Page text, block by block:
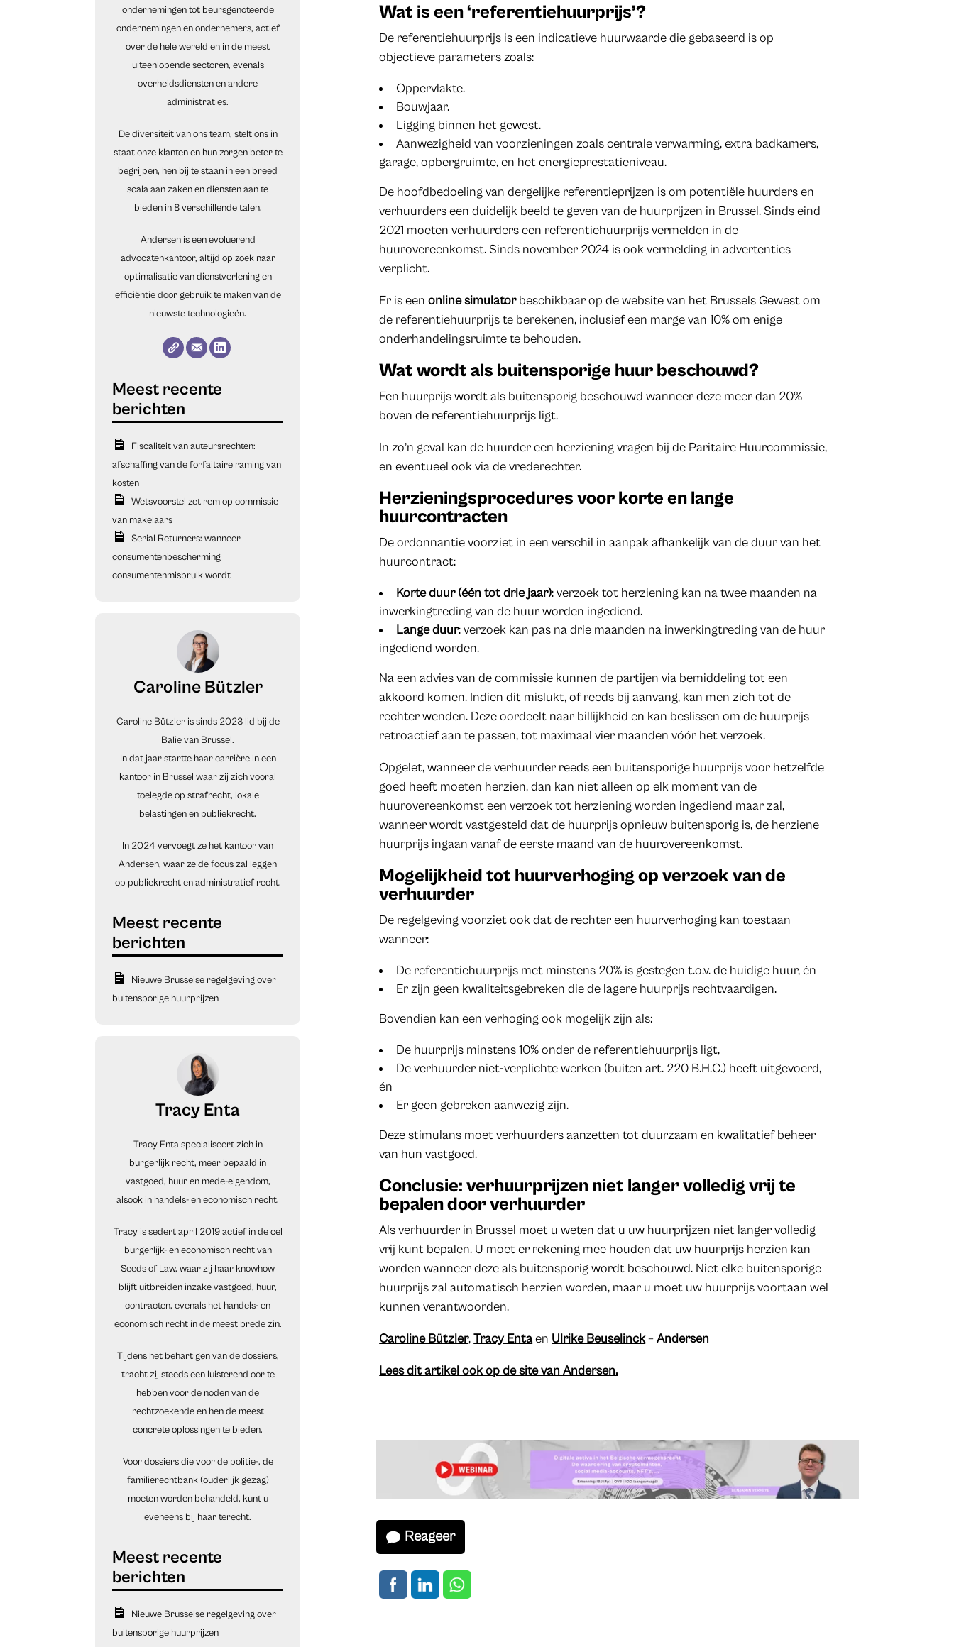
ondernemingen tot beursgenoteerde
ondernemingen en ondernemers, actief
over de hele wereld en in de meest
uiteenlopende sectoren, evenals
overheidsdiensten en andere
administraties.
De diversiteit van ons team, stelt ons in
staat onze klanten en hun zorgen beter te
begrijpen, hen bij te staan in een breed
scala aan zaken en diensten aan te
bieden in 8 verschillende talen.
Andersen is een evoluerend
advocatenkantoor, altijd op zoek naar
optimalisatie van dienstverlening en
efficiëntie door gebruik te maken van de
nieuwste technologieën.
Fiscaliteit van auteursrechten:
afschaffing van de forfaitaire raming van
kosten
Wetsvoorstel zet rem op commissie
van makelaars
Serial Returners: wanneer
consumentenbescherming
consumentenmisbruik wordt
Caroline Bützler
Caroline Bützler is sinds 2023 lid bij de
Balie van Brussel.
In dat jaar startte haar carrière in een
kantoor in Brussel waar zij zich vooral
toelegde op strafrecht, lokale
belastingen en publiekrecht.
In 2024 vervoegt ze het kantoor van
Andersen, waar ze de focus zal leggen
op publiekrecht en administratief recht.
Nieuwe Brusselse regelgeving over
buitensporige huurprijzen
Tracy Enta
Tracy Enta specialiseert zich in
burgerlijk recht, meer bepaald in
vastgoed, huur en mede-eigendom,
alsook in handels- en economisch recht.
Tracy is sedert april 2019 actief in de cel
burgerlijk- en economisch recht van
Seeds of Law, waar zij haar knowhow
blijft uitbreiden inzake vastgoed, huur,
contracten, evenals het handels- en
economisch recht in de meest brede zin.
Tijdens het behartigen van de dossiers,
tracht zij steeds een luisterend oor te
hebben voor de noden van de
rechtzoekende en hen de meest
concrete oplossingen te bieden.
Voor dossiers die voor de politie-, de
familierechtbank (ouderlijk gezag)
moeten worden behandeld, kunt u
eveneens bij haar terecht.
Nieuwe Brusselse regelgeving over
buitensporige huurprijzen
Wat is een ‘referentiehuurprijs’?
De referentiehuurprijs is een indicatieve huurwaarde die gebaseerd is op
objectieve parameters zoals:
Oppervlakte.
Bouwjaar.
Ligging binnen het gewest.
Aanwezigheid van voorzieningen zoals centrale verwarming, extra badkamers,
garage, opbergruimte, en het energieprestatieniveau.
De hoofdbedoeling van dergelijke referentieprijzen is om potentiële huurders en
verhuurders een duidelijk beeld te geven van de huurprijzen in Brussel. Sinds eind
2021 moeten verhuurders een referentiehuurprijs vermelden in de
huurovereenkomst. Sinds november 2024 is ook vermelding in advertenties
verplicht.
Er is eenonline simulatorbeschikbaar op de website van het Brussels Gewest om
de referentiehuurprijs te berekenen, inclusief een marge van 10% om enige
onderhandelingsruimte te behouden.
Wat wordt als buitensporige huur beschouwd?
Een huurprijs wordt als buitensporig beschouwd wanneer deze meer dan 20%
boven de referentiehuurprijs ligt.
In zo’n geval kan de huurder een herziening vragen bij de Paritaire Huurcommissie,
en eventueel ook via de vrederechter.
Herzieningsprocedures voor korte en lange
huurcontracten
De ordonnantie voorziet in een verschil in aanpak afhankelijk van de duur van het
huurcontract:
Korte duur (één tot drie jaar): verzoek tot herziening kan na twee maanden na
inwerkingtreding van de huur worden ingediend.
Lange duur: verzoek kan pas na drie maanden na inwerkingtreding van de huur
ingediend worden.
Na een advies van de commissie kunnen de partijen via bemiddeling tot een
akkoord komen. Indien dit mislukt, of reeds bij aanvang, kan men zich tot de
rechter wenden. Deze oordeelt naar billijkheid en kan beslissen om de huurprijs
retroactief aan te passen, tot maximaal vier maanden vóór het verzoek.
Opgelet, wanneer de verhuurder reeds een buitensporige huurprijs voor hetzelfde
goed heeft moeten herzien, dan kan niet alleen op elk moment van de
huurovereenkomst een verzoek tot herziening worden ingediend maar zal,
wanneer wordt vastgesteld dat de huurprijs opnieuw buitensporig is, de herziene
huurprijs ingaan vanaf de eerste maand van de huurovereenkomst.
Mogelijkheid tot huurverhoging op verzoek van de
verhuurder
De regelgeving voorziet ook dat de rechter een huurverhoging kan toestaan
wanneer:
De referentiehuurprijs met minstens 20% is gestegen t.o.v. de huidige huur, én
Er zijn geen kwaliteitsgebreken die de lagere huurprijs rechtvaardigen.
Bovendien kan een verhoging ook mogelijk zijn als:
De huurprijs minstens 10% onder de referentiehuurprijs ligt,
De verhuurder niet-verplichte werken (buiten art. 220 B.H.C.) heeft uitgevoerd,
én
Er geen gebreken aanwezig zijn.
Deze stimulans moet verhuurders aanzetten tot duurzaam en kwalitatief beheer
van hun vastgoed.
Conclusie: verhuurprijzen niet langer volledig vrij te
bepalen door verhuurder
Als verhuurder in Brussel moet u weten dat u uw huurprijzen niet langer volledig
vrij kunt bepalen. U moet er rekening mee houden dat uw huurprijs herzien kan
worden wanneer deze als buitensporig wordt beschouwd. Niet elke buitensporige
huurprijs zal automatisch herzien worden, maar u moet uw huurprijs voortaan wel
kunnen verantwoorden.
Caroline Bützler,Tracy Entaen Ulrike Beuselinck–Andersen
Lees dit artikel ook op de site van Andersen.
Reageer